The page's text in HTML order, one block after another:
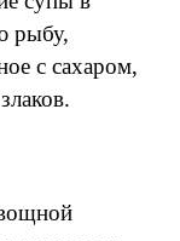
рыбу,
с сахаром,